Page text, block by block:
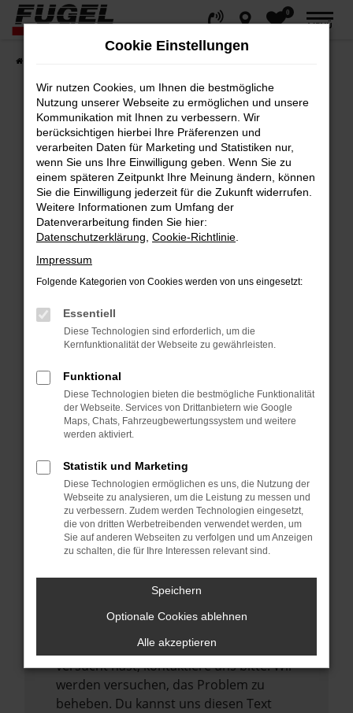
Zum
Hauptinhalt
springen
0
MENÜ
Fehler: Network Error
Beim Laden ist ein Fehler aufgetreten.
Hier sind ein paar Tipps, die dir helfen können:
Überprüfe deine Firewall und deine
Internetverbindung.
Laden andere Webseiten, zum Beispiel
deine Suchmaschine?
Prüfe deine Browsererweiterungen.
Manche Erweiterungen, wie Werbeblocker,
können das Laden bestimmter Seiten
anderen Browser oder in einem privaten
Fenster?
Starte dein Gerät neu.
vorübergehende Probleme zu beheben.
Stelle sicher, dass dein Browser und dein
Betriebssystem auf dem neuesten Stand
sind.
Veraltete Software birgt nicht nur ein
führen, dass bestimmte Funktionen nicht
Wende dich an den Webseitenbetreiber.
Wenn du alle oben genannten Schritte
versucht hast, kontaktiere uns bitte. Wir
werden versuchen, das Problem zu
beheben. Du kannst uns diesen Text
Cookie Einstellungen
Wir nutzen Cookies, um Ihnen die bestmögliche
Nutzung unserer Webseite zu ermöglichen und unsere
Kommunikation mit Ihnen zu verbessern. Wir
berücksichtigen hierbei Ihre Präferenzen und
verarbeiten Daten für Marketing und Statistiken nur,
wenn Sie uns Ihre Einwilligung geben. Wenn Sie zu
einem späteren Zeitpunkt Ihre Meinung ändern, können
Sie die Einwilligung jederzeit für die Zukunft widerrufen.
Weitere Informationen zum Umfang der
Datenverarbeitung finden Sie hier:
Datenschutzerklärung Cookie-Richtlinie
Impressum
Folgende Kategorien von Cookies werden von uns eingesetzt:
Essentiell
Diese Technologien sind erforderlich, um die
Kernfunktionalität der Webseite zu gewährleisten.
Funktional
Diese Technologien bieten die bestmögliche Funktionalität
der Webseite. Services von Drittanbietern wie Google
Maps, Chats, Fahrzeugbewertungssystem und weitere
werden aktiviert.
Statistik und Marketing
Diese Technologien ermöglichen es uns, die Nutzung der
Webseite zu analysieren, um die Leistung zu messen und
zu verbessern. Zudem werden Technologien eingesetzt,
die von dritten Werbetreibenden verwendet werden, um
Sie auf anderen Webseiten zu verfolgen und um Anzeigen
zu schalten, die für Ihre Interessen relevant sind.
Speichern
Optionale Cookies ablehnen
Alle akzeptieren